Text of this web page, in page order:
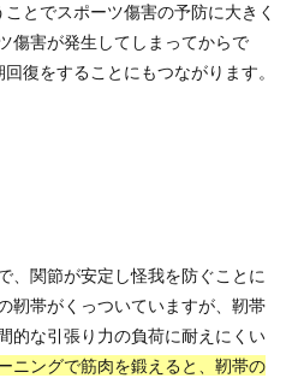
とでスポーツ傷害の予防に大きく
傷害が発生してしまってからで
復をすることにもつながります。
、関節が安定し怪我を防ぐことに
靭帯がくっついていますが、靭帯
的な引張り力の負荷に耐えにくい
ニングで筋肉を鍛えると、靭帯の